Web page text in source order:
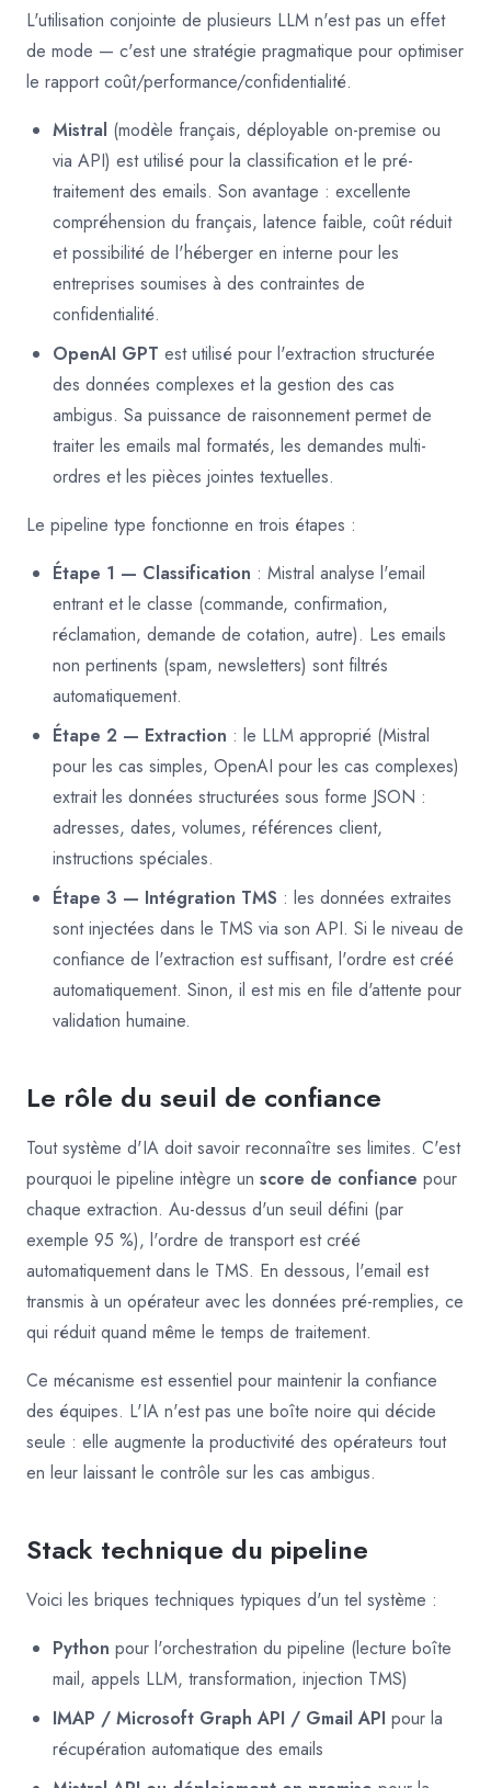
L'utilisation conjointe de plusieurs LLM n'est pas un effet
de mode — c'est une stratégie pragmatique pour optimiser
le rapport coût/performance/confidentialité.
Mistral (modèle français, déployable on-premise ou
via API) est utilisé pour la classification et le pré-
traitement des emails. Son avantage : excellente
compréhension du français, latence faible, coût réduit
et possibilité de l'héberger en interne pour les
entreprises soumises à des contraintes de
confidentialité.
OpenAI GPT est utilisé pour l'extraction structurée
des données complexes et la gestion des cas
ambigus. Sa puissance de raisonnement permet de
traiter les emails mal formatés, les demandes multi-
ordres et les pièces jointes textuelles.
Le pipeline type fonctionne en trois étapes :
Étape 1 — Classification : Mistral analyse l'email
entrant et le classe (commande, confirmation,
réclamation, demande de cotation, autre). Les emails
non pertinents (spam, newsletters) sont filtrés
automatiquement.
Étape 2 — Extraction : le LLM approprié (Mistral
pour les cas simples, OpenAI pour les cas complexes)
extrait les données structurées sous forme JSON :
adresses, dates, volumes, références client,
instructions spéciales.
Étape 3 — Intégration TMS : les données extraites
sont injectées dans le TMS via son API. Si le niveau de
confiance de l'extraction est suffisant, l'ordre est créé
automatiquement. Sinon, il est mis en file d'attente pour
validation humaine.
Le rôle du seuil de confiance
Tout système d'IA doit savoir reconnaître ses limites. C'est
pourquoi le pipeline intègre un score de confiance pour
chaque extraction. Au-dessus d'un seuil défini (par
exemple 95 %), l'ordre de transport est créé
automatiquement dans le TMS. En dessous, l'email est
transmis à un opérateur avec les données pré-remplies, ce
qui réduit quand même le temps de traitement.
Ce mécanisme est essentiel pour maintenir la confiance
des équipes. L'IA n'est pas une boîte noire qui décide
seule : elle augmente la productivité des opérateurs tout
en leur laissant le contrôle sur les cas ambigus.
Stack technique du pipeline
Voici les briques techniques typiques d'un tel système :
Python pour l'orchestration du pipeline (lecture boîte
mail, appels LLM, transformation, injection TMS)
IMAP / Microsoft Graph API / Gmail API pour la
récupération automatique des emails